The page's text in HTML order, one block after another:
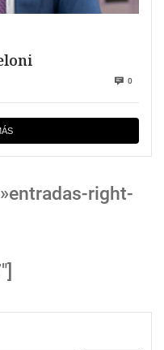
0
right-